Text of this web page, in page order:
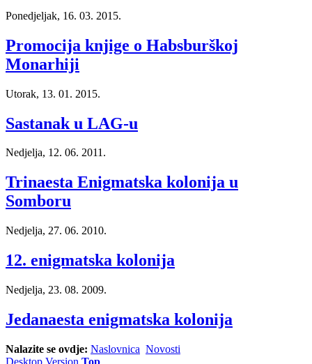
Ponedjeljak, 16. 03. 2015.
Promocija knjige o Habsburškoj
Monarhiji
Utorak, 13. 01. 2015.
Sastanak u LAG-u
Nedjelja, 12. 06. 2011.
Trinaesta Enigmatska kolonija u
Somboru
Nedjelja, 27. 06. 2010.
12. enigmatska kolonija
Nedjelja, 23. 08. 2009.
Jedanaesta enigmatska kolonija
Nalazite se ovdje: Naslovnica Novosti
Desktop Version Top